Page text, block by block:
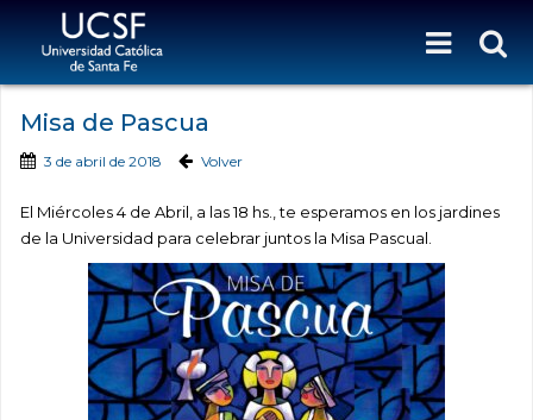
Misa de Pascua
3 de abril de 2018 Volver
El Miércoles 4 de Abril, a las 18 hs., te esperamos en los jardines
de la Universidad para celebrar juntos la Misa Pascual.